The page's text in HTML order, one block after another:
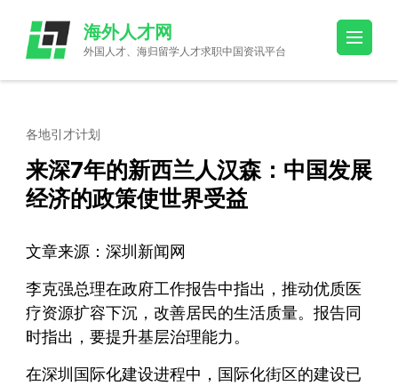
content
(Press
海外人才网
外国人才、海归留学人才求职中国资讯平台
各地引才计划
来深7年的新西兰人汉森：中国发展
经济的政策使世界受益
文章来源：深圳新闻网
李克强总理在政府工作报告中指出，推动优质医
疗资源扩容下沉，改善居民的生活质量。报告同
时指出，要提升基层治理能力。
在深圳国际化建设进程中，国际化街区的建设已